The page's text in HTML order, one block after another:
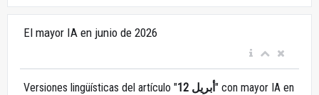
El mayor IA en junio de 2026
Versiones lingüísticas del artículo " 12 أبريل" con mayor IA en